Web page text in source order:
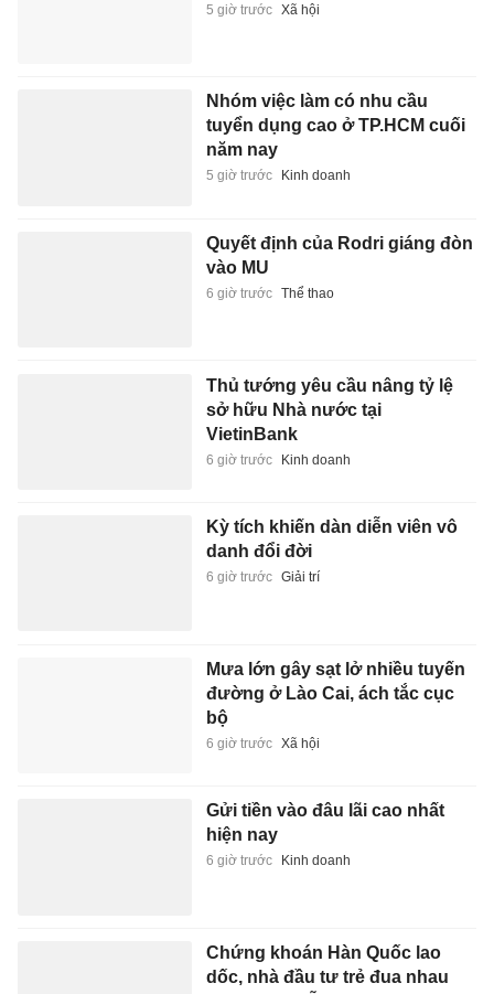
5 giờ trước Xã hội
Nhóm việc làm có nhu cầu
tuyển dụng cao ở TP.HCM cuối
năm nay
5 giờ trước Kinh doanh
Quyết định của Rodri giáng đòn
vào MU
6 giờ trước Thể thao
Thủ tướng yêu cầu nâng tỷ lệ
sở hữu Nhà nước tại
VietinBank
6 giờ trước Kinh doanh
Kỳ tích khiến dàn diễn viên vô
danh đổi đời
6 giờ trước Giải trí
Mưa lớn gây sạt lở nhiều tuyến
đường ở Lào Cai, ách tắc cục
bộ
6 giờ trước Xã hội
Gửi tiền vào đâu lãi cao nhất
hiện nay
6 giờ trước Kinh doanh
Chứng khoán Hàn Quốc lao
dốc, nhà đầu tư trẻ đua nhau